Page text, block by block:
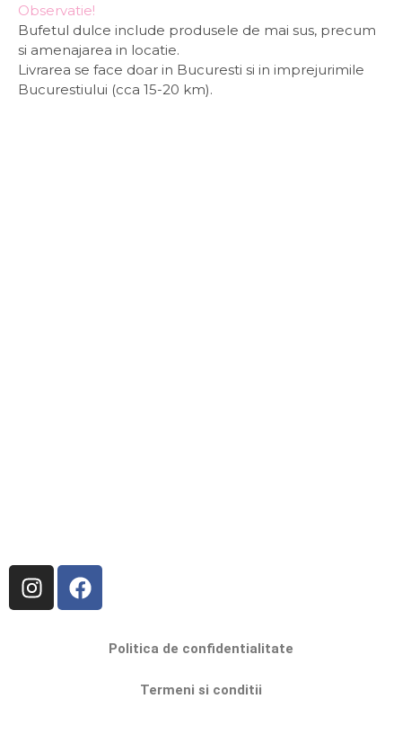
Observatie!
Bufetul dulce include produsele de mai sus, precum
si amenajarea in locatie.
Livrarea se face doar in Bucuresti si in imprejurimile
Bucurestiului (cca 15-20 km).
Politica de confidentialitate
Termeni si conditii